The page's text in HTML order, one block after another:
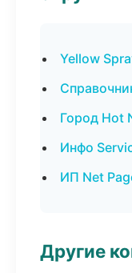
Yellow
Город Hot
Инфо
ИП Net
Другие